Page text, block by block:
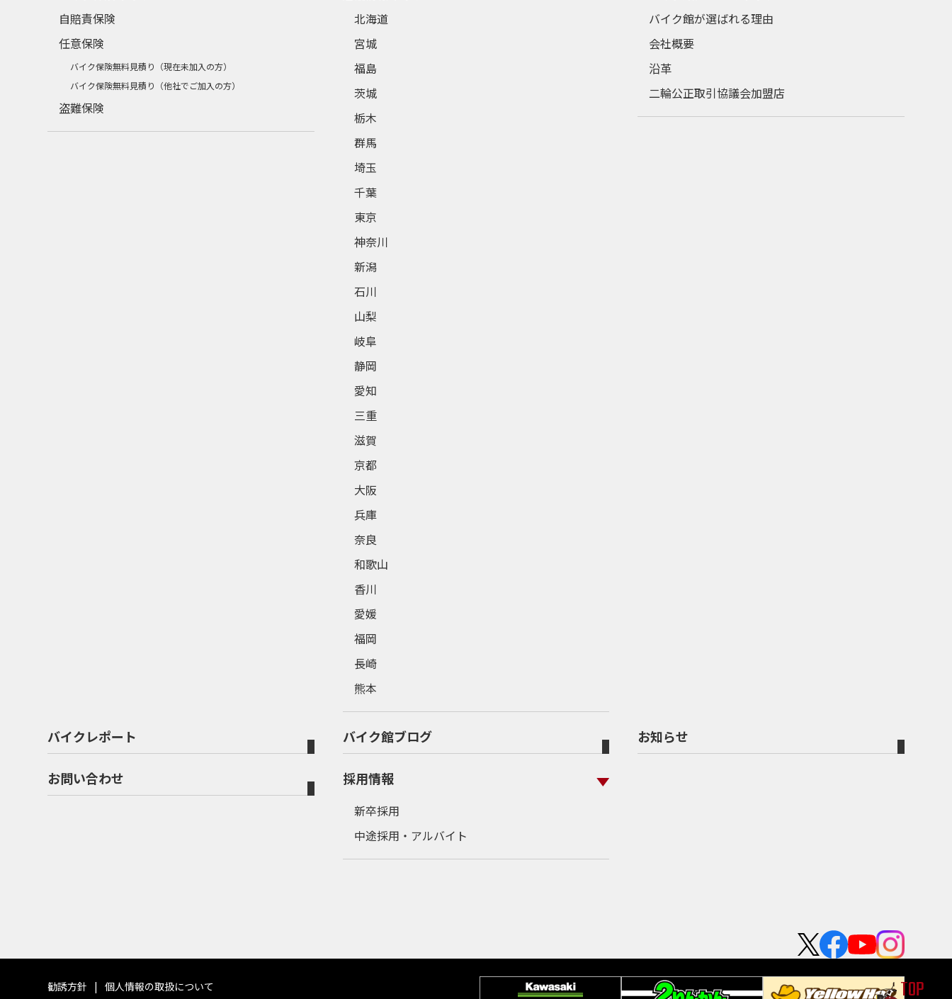
自賠責保険
任意保険
バイク保険無料見積り（現在未加入の方）
バイク保険無料見積り（他社でご加入の方）
盗難保険
北海道
宮城
福島
茨城
栃木
群馬
埼玉
千葉
東京
神奈川
新潟
石川
山梨
岐阜
静岡
愛知
三重
滋賀
京都
大阪
兵庫
奈良
和歌山
香川
愛媛
福岡
長崎
熊本
バイク館が選ばれる理由
会社概要
沿革
二輪公正取引協議会加盟店
バイクレポート バイク館ブログ お知らせ
お問い合わせ 採用情報
新卒採用
中途採用・アルバイト
TOP
勧誘方針 個人情報の取扱について